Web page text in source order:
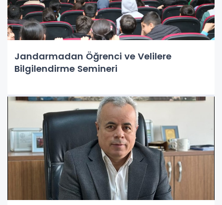
Jandarmadan Öğrenci ve Velilere
Bilgilendirme Semineri